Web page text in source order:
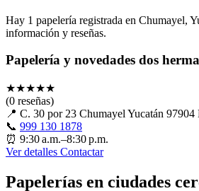
Hay 1 papelería registrada en Chumayel,
información y reseñas.
Papelería y novedades dos
★★★★★
(0 reseñas)
📍 C. 30 por 23 Chumayel Yucatán
📞 999 130 1878
⏰ 9:30 a.m.–8:30 p.m.
Ver detalles Contactar
Papelerías en ciudades